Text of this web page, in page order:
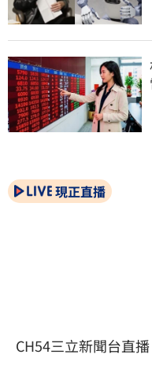
現正直播
CH54三立新聞台直播